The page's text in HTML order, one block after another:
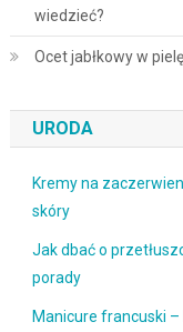
wiedzieć?
Ocet jabłkowy w
URODA
Kremy na
skóry
Jak dbać o
porady
Manicure francuski